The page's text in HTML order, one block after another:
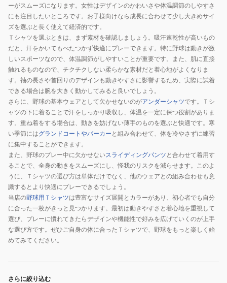
ーがスムーズになります。女性はデザインのかわいさや体温調節のしやすさ
にも注目したいところです。お子様向けなら成長に合わせて少し大きめサイ
ズを選ぶと長く使えて経済的です。
Ｔシャツを選ぶときは、まず素材を確認しましょう。吸汗速乾性が高いもの
だと、汗をかいてもべたつかず快適にプレーできます。特に野球は動きが激
しいスポーツなので、体温調節がしやすいことが重要です。また、肌に直接
触れるものなので、チクチクしない柔らかな素材だと着心地がよくなりま
す。袖の長さや首回りのデザインも動きやすさに影響するため、実際に試着
できる場合は腕を大きく動かしてみると良いでしょう。
さらに、野球の基本ウェアとして欠かせないのがアンダーシャツです。Ｔシ
ャツの下に着ることで汗をしっかり吸収し、体温を一定に保つ役割がありま
す。重ね着をする場合は、動きを妨げない薄手のものを選ぶと快適です。寒
い季節にはグランドコートやパーカー と組み合わせて、体を冷やさずに練習
に集中することができます。
また、野球のプレー中に欠かせないスライディングパンツ と合わせて着用す
ることで、全身の動きをスムーズにし、怪我のリスクを減らせます。このよ
うに、Ｔシャツの選び方は単体だけでなく、他のウェアとの組み合わせも意
識するとより快適にプレーできるでしょう。
当店の野球用Ｔシャツは豊富なサイズ展開とカラーがあり、初心者でも自分
に合った一枚がきっと見つかります。最初は動きやすさと着心地を重視して
選び、プレーに慣れてきたらデザインや機能性で好みを広げていくのが上手
な選び方です。ぜひご自身の体に合ったＴシャツで、野球をもっと楽しく始
めてみてください。
さらに絞り込む